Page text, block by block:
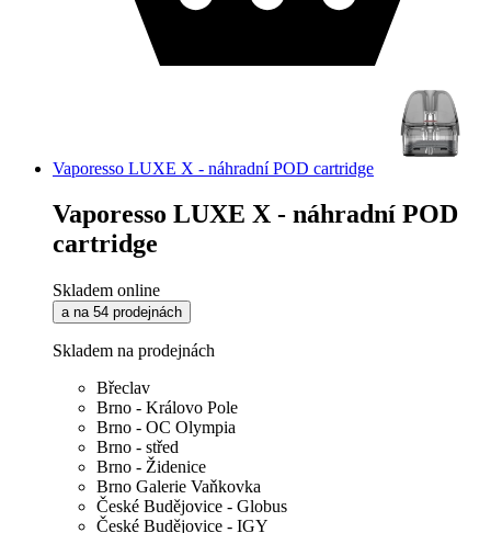
Vaporesso LUXE X - náhradní POD cartridge
Vaporesso LUXE X - náhradní POD
cartridge
Skladem online
a na 54 prodejnách
Skladem na prodejnách
Břeclav
Brno - Královo Pole
Brno - OC Olympia
Brno - střed
Brno - Židenice
Brno Galerie Vaňkovka
České Budějovice - Globus
České Budějovice - IGY